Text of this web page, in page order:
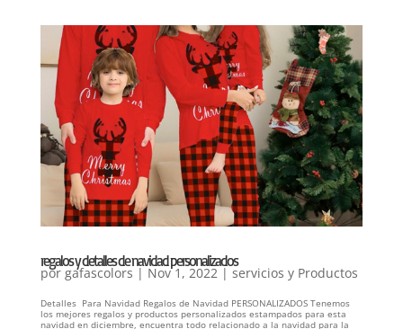
regalos y detalles de navidad personalizados
por gafascolors | Nov 1, 2022 | servicios y Productos
Detalles Para Navidad Regalos de Navidad PERSONALIZADOS Tenemos
los mejores regalos y productos personalizados estampados para esta
navidad en diciembre, encuentra todo relacionado a la navidad para la